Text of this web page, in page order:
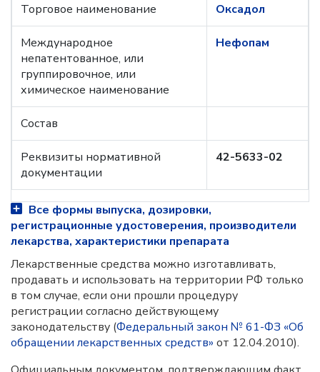
Торговое наименование Оксадол
Международное
непатентованное, или
группировочное, или
химическое наименование
Нефопам
Состав
Реквизиты нормативной
документации
42-5633-02
Все формы выпуска, дозировки,
регистрационные удостоверения, производители
лекарства, характеристики препарата
Лекарственные средства можно изготавливать,
продавать и использовать на территории РФ только
в том случае, если они прошли процедуру
регистрации согласно действующему
законодательству (Федеральный закон № 61-ФЗ «Об
обращении лекарственных средств» от 12.04.2010).